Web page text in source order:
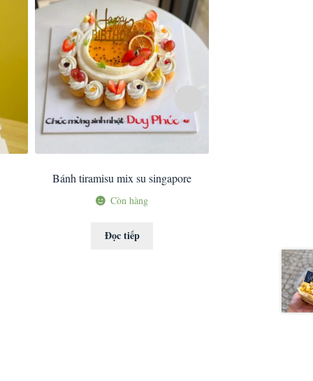
Bánh tiramisu mix su singapore
Còn hàng
Đọc tiếp